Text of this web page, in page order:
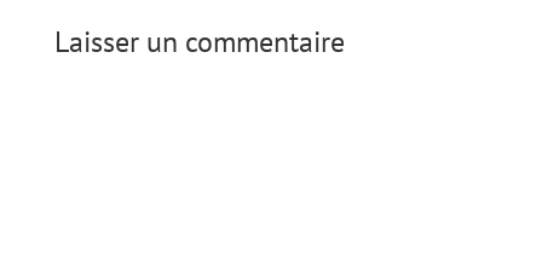
Laisser un commentaire